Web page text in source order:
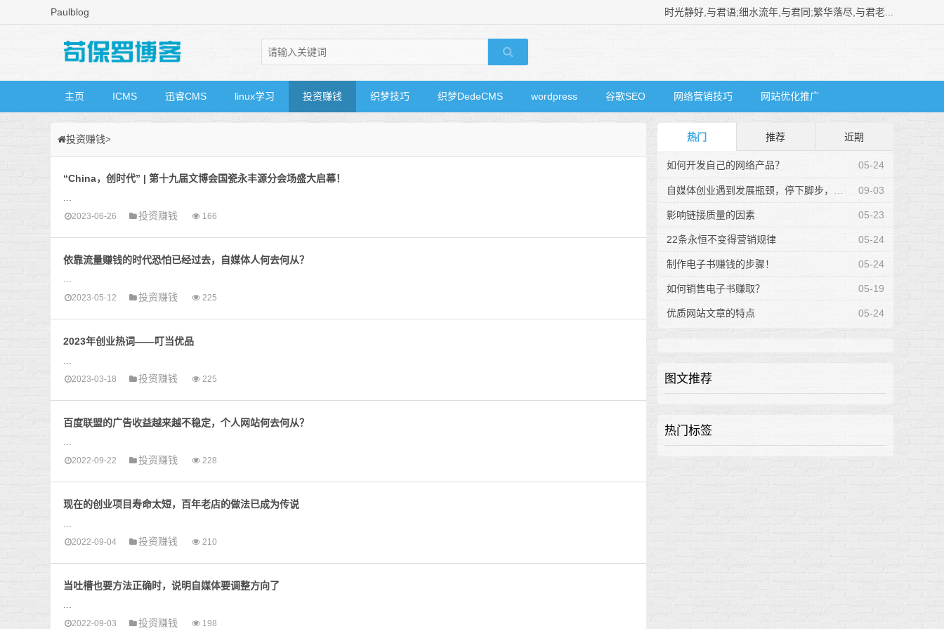
Paulblog 时光静好,与君语;细水流年,与君同;繁华落尽,与君老...
主页 ICMS 迅睿CMS linux学习 投资赚钱 织梦技巧 织梦DedeCMS wordpress 谷歌SEO 网络营销技巧 网站优化推广
投资赚钱>
“China，创时代” | 第十九届文博会国瓷永丰源分会场盛大启幕！
2023-06-26 投资赚钱 166
依靠流量赚钱的时代恐怕已经过去，自媒体人何去何从？
2023-05-12 投资赚钱 225
2023年创业热词——叮当优品
2023-03-18 投资赚钱 225
百度联盟的广告收益越来越不稳定，个人网站何去何从？
2022-09-22 投资赚钱 228
现在的创业项目寿命太短，百年老店的做法已成为传说
2022-09-04 投资赚钱 210
当吐槽也要方法正确时，说明自媒体要调整方向了
2022-09-03 投资赚钱 198
热门 推荐 近期
05-24
如何开发自己的网络产品？
09-03
自媒体创业遇到发展瓶颈，停下脚步，辨识一下方...
05-23
影响链接质量的因素
05-24
22条永恒不变得营销规律
05-24
制作电子书赚钱的步骤！
05-19
如何销售电子书赚取？
05-24
优质网站文章的特点
图文推荐
热门标签